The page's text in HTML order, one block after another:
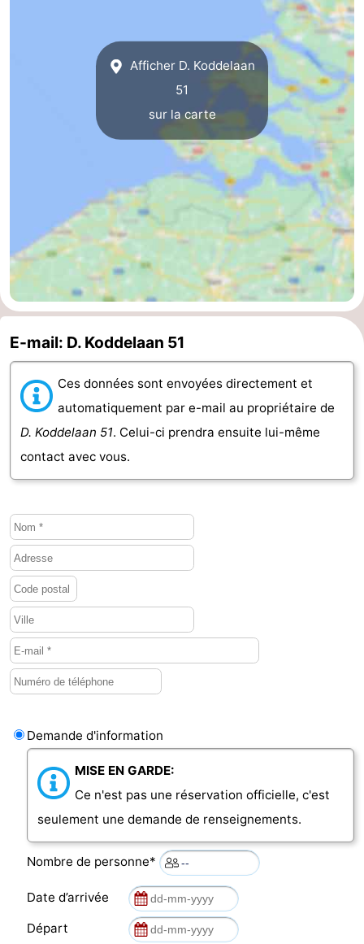
de
Mantelingen
Domburg
-
Westkapelle
-
Walcherse
bos
Dishoek
-
Vlissingen
Middelburg
Zeeuws-
Sluis
-
Cadzand
-
Nature
Het
Zwin
Météo
Contact
Afficher D. Koddelaan
51
sur la carte
E-mail: D. Koddelaan 51
Ces données sont envoyées directement et
automatiquement par e-mail au propriétaire de
D. Koddelaan 51. Celui-ci prendra ensuite lui-même
contact avec vous.
Demande d'information
MISE EN GARDE:
Ce n'est pas une réservation officielle, c'est
seulement une demande de renseignements.
Nombre de personne*
Date d’arrivée
Départ